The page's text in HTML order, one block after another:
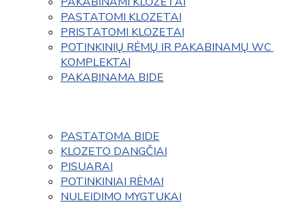
PASTATOMI KLOZETAI
PRISTATOMI KLOZETAI
POTINKINIŲ RĖMŲ IR PAKABINAMŲ WC
KOMPLEKTAI
PAKABINAMA BIDE
PASTATOMA BIDE
KLOZETO DANGČIAI
PISUARAI
POTINKINIAI RĖMAI
NULEIDIMO MYGTUKAI